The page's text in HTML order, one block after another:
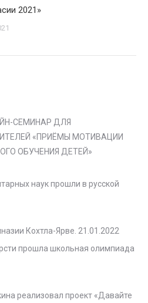
2021»
СЕМИНАР ДЛЯ
«ПРИЁМЫ МОТИВАЦИИ
ОБУЧЕНИЯ ДЕТЕЙ»
наук прошли в русской
Кохтла-Ярве. 21.01.2022
прошла школьная олимпиада
реализовал проект «Давайте